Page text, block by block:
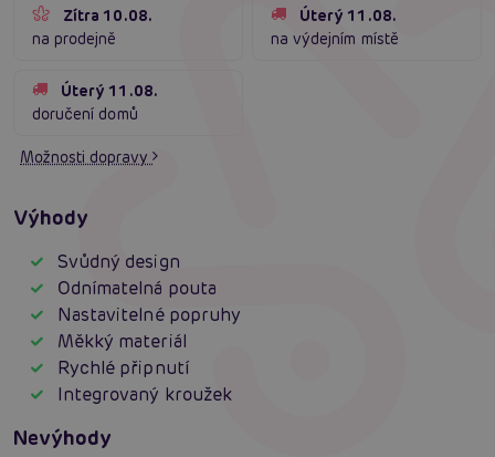
Zítra 10.08.
na prodejně
Úterý 11.08.
na výdejním místě
Úterý 11.08.
doručení domů
Možnosti dopravy
Výhody
Svůdný design
Odnímatelná pouta
Nastavitelné popruhy
Měkký materiál
Rychlé připnutí
Integrovaný kroužek
Nevýhody